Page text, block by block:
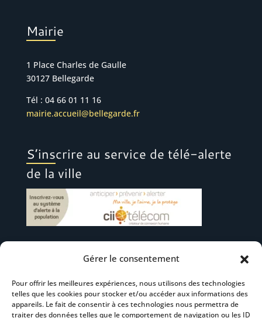
Gérer le consentement
Pour offrir les meilleures expériences, nous utilisons des technologies
telles que les cookies pour stocker et/ou accéder aux informations des
appareils. Le fait de consentir à ces technologies nous permettra de
traiter des données telles que le comportement de navigation ou les ID
Mairie
1 Place Charles de Gaulle
30127 Bellegarde
Tél : 04 66 01 11 16
mairie.accueil@bellegarde.fr
S’inscrire au service de télé-alerte
de la ville
Suivez-nous